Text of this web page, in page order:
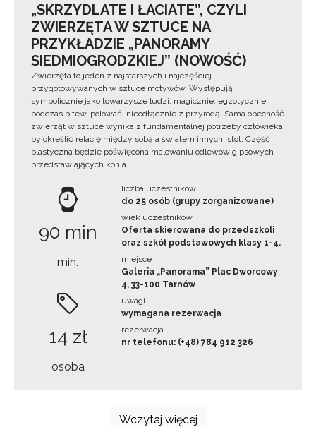
„SKRZYDLATE I ŁACIATE”, CZYLI
ZWIERZĘTA W SZTUCE NA
PRZYKŁADZIE „PANORAMY
SIEDMIOGRODZKIEJ” (NOWOŚĆ)
Zwierzęta to jeden z najstarszych i najczęściej
przygotowywanych w sztuce motywów. Występują
symbolicznie jako towarzysze ludzi, magicznie, egzotycznie,
podczas bitew, polowań, nieodłącznie z przyrodą. Sama obecność
zwierząt w sztuce wynika z fundamentalnej potrzeby człowieka,
by określić relację między sobą a światem innych istot. Część
plastyczna będzie poświęcona malowaniu odlewów gipsowych
przedstawiających konia.
90 min
min.
14 zł
osoba
liczba uczestników
do 25 osób (grupy zorganizowane)
wiek uczestników
Oferta skierowana do przedszkoli
oraz szkół podstawowych klasy 1-4.
miejsce
Galeria „Panorama” Plac Dworcowy
4, 33-100 Tarnów
uwagi
wymagana rezerwacja
rezerwacja
nr telefonu: (+48) 784 912 326
Wczytaj więcej